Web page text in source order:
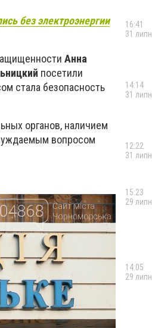
без электроэнергии
Анна
посетили
стала безопасность
органов, наличием
вопросом
16:41
31
14:14
31
12:22
31
15:23
29
14:05
29